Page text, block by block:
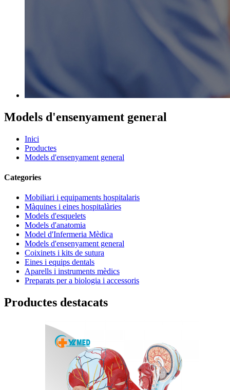
Models d'ensenyament general
Inici
Productes
Models d'ensenyament general
Categories
Mobiliari i equipaments hospitalaris
Màquines i eines hospitalàries
Models d'esquelets
Models d'anatomia
Model d'Infermeria Mèdica
Models d'ensenyament general
Coixinets i kits de sutura
Eines i equips dentals
Aparells i instruments mèdics
Preparats per a biologia i accessoris
Productes destacats